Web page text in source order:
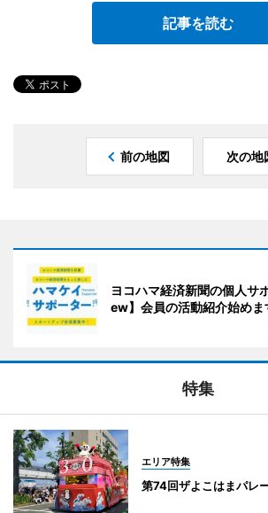
記事を読む
前の地図 次の地
ヨコハマ経済新聞の個人
ew】会員の活動紹介始めま
特集
エリア特集
第74回ザよこはまパ